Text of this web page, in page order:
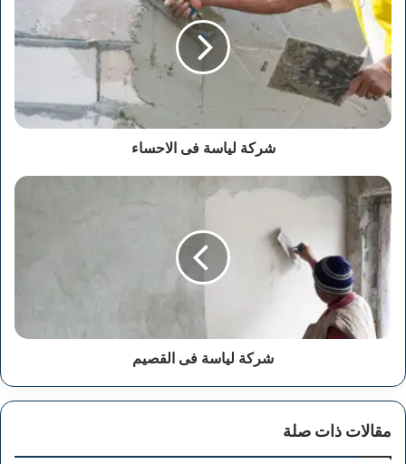
فى
الاحساء
شركة لياسة فى الاحساء
شركة
لياسة
فى
القصيم
شركة لياسة فى القصيم
مقالات ذات صلة